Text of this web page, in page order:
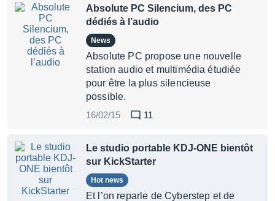
Absolute PC Silencium, des PC
dédiés à l’audio
News
Absolute PC propose une nouvelle
station audio et multimédia étudiée
pour être la plus silencieuse
possible.
16/02/15
11
Le studio portable KDJ-ONE bientôt
sur KickStarter
Hot news
Et l’on reparle de Cyberstep et de